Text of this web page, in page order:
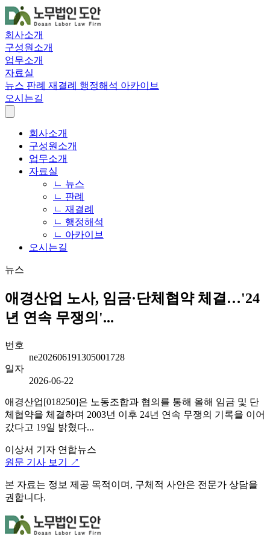
회사소개
구성원소개
업무소개
자료실
뉴스 판례 재결례 행정해석 아카이브
오시는길
회사소개
구성원소개
업무소개
자료실
ㄴ 뉴스
ㄴ 판례
ㄴ 재결례
ㄴ 행정해석
ㄴ 아카이브
오시는길
뉴스
애경산업 노사, 임금·단체협약 체결…'24
년 연속 무쟁의'...
번호
ne202606191305001728
일자
2026-06-22
애경산업[018250]은 노동조합과 협의를 통해 올해 임금 및 단
체협약을 체결하며 2003년 이후 24년 연속 무쟁의 기록을 이어
갔다고 19일 밝혔다...
이상서 기자 연합뉴스
원문 기사 보기 ↗
본 자료는 정보 제공 목적이며, 구체적 사안은 전문가 상담을
권합니다.